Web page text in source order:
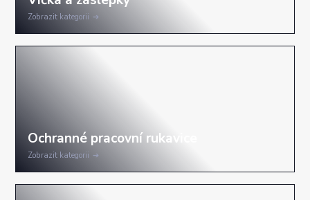
Zobrazit kategorii
Zobrazit kategorii